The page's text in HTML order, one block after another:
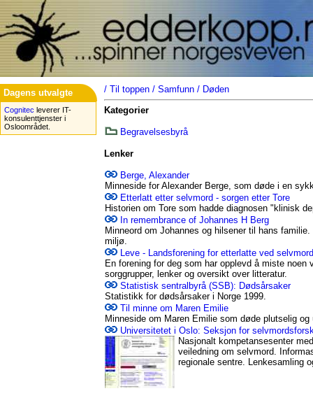
Dagens utvalgte
Cognitec leverer IT-
konsulenttjenster i
Osloområdet.
/ Til toppen / Samfunn / Døden
Kategorier
Begravelsesbyrå
Lenker
Berge, Alexander
Minneside for Alexander Berge, som døde i en
Etterlatt etter selvmord - sorgen etter Tore
Historien om Tore som hadde diagnosen "klinisk
In remembrance of Johannes H Berg
Minneord om Johannes og hilsener til hans
miljø.
Leve - Landsforening for etterlatte ved selvmord
En forening for deg som har opplevd å miste
sorggrupper, lenker og oversikt over litteratur.
Statistisk sentralbyrå (SSB): Dødsårsaker
Statistikk for dødsårsaker i Norge 1999.
Til minne om Maren Emilie
Minneside om Maren Emilie som døde plutselig
Universitetet i Oslo: Seksjon for
Nasjonalt kompetansesenter
veiledning om selvmord.
regionale sentre. Lenkesamling